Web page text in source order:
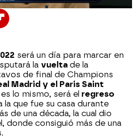
será un día para marcar en
la vuelta de la
de final de Champions
Madrid y el Paris Saint
lo mismo, será el regreso
la que fue su casa durante
de una década, la cual dio
donde consiguió más de una